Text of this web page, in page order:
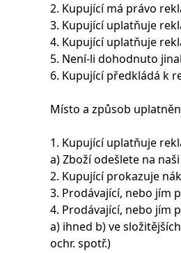
2. Kupující má právo
3. Kupující uplatňuje
4. Kupující uplatňuje
5. Není-li dohodnuto
6. Kupující předkládá k
Místo a způsob
1. Kupující uplatňuje
a) Zboží odešlete na
2. Kupující prokazuje
3. Prodávající, nebo jím
4. Prodávající, nebo jím
a) ihned b) ve
ochr. spotř.)